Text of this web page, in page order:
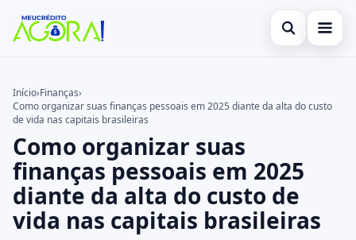
Abrir busca
Cartão de Crédito
Empréstimo
Finanças
Legal
Buscar no site
Buscar por:
Pressione Enter para buscar ou ESC para fechar.
Início›Finanças›
Como organizar suas finanças pessoais em 2025 diante da alta do custo
de vida nas capitais brasileiras
Como organizar suas
finanças pessoais em 2025
diante da alta do custo de
vida nas capitais brasileiras